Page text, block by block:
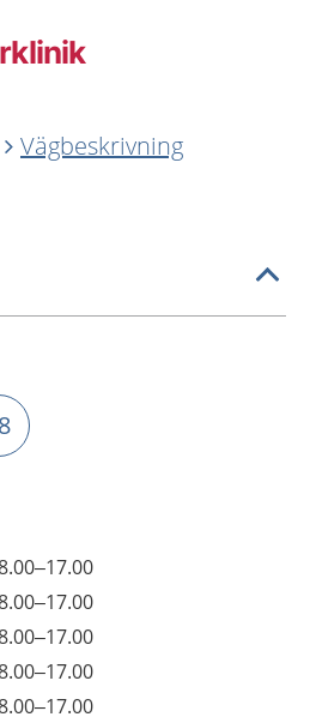
Vägbeskrivning